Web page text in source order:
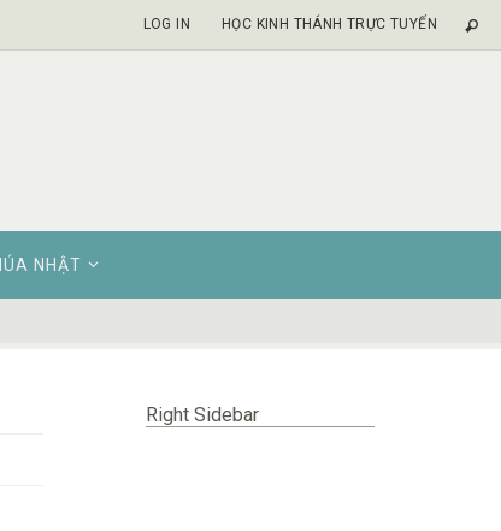
LOG IN HỌC KINH THÁNH TRỰC TUYẾN
NHẬT
Right Sidebar